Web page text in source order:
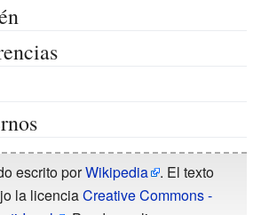
escrito porWikipedia
. El texto
la licenciaCreative Commons -